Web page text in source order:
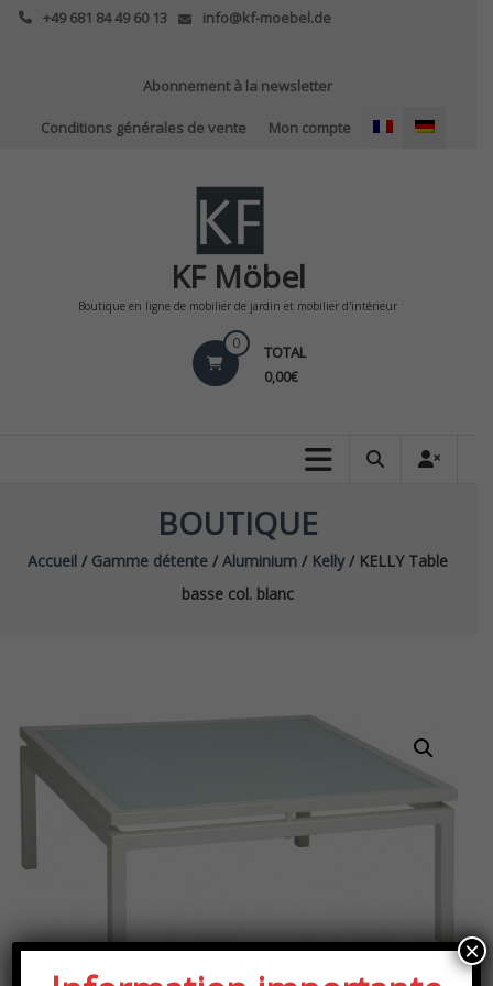
Skip
+49 681 84 49 60 13 info@kf-moebel.de
Abonnement à la newsletter
Conditions générales de vente Mon compte
KF Möbel
Boutique en ligne de mobilier de jardin et mobilier d'intérieur
0 TOTAL
0,00€
BOUTIQUE
Accueil / Gamme détente /Aluminium / Kelly/ KELLY Table
basse col. blanc
×